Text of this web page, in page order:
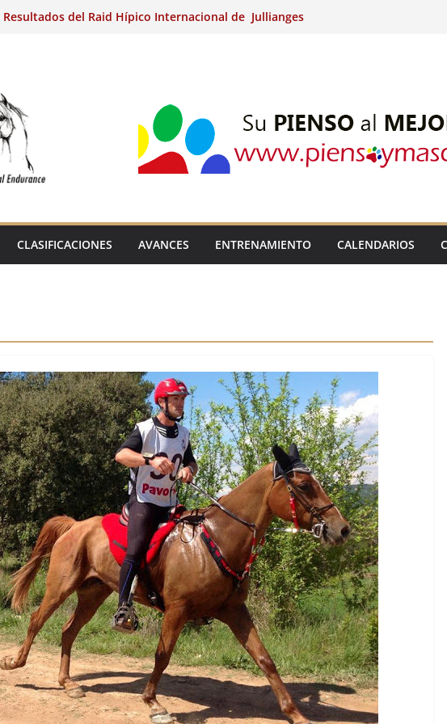
Resultados del Raid Hípico Internacional de Jullianges
Caballos Jóvenes de Raid.
Raid Hípico Eladina Kung (Badajoz).
CLASIFICACIONES AVANCES ENTRENAMIENTO CALENDARIOS